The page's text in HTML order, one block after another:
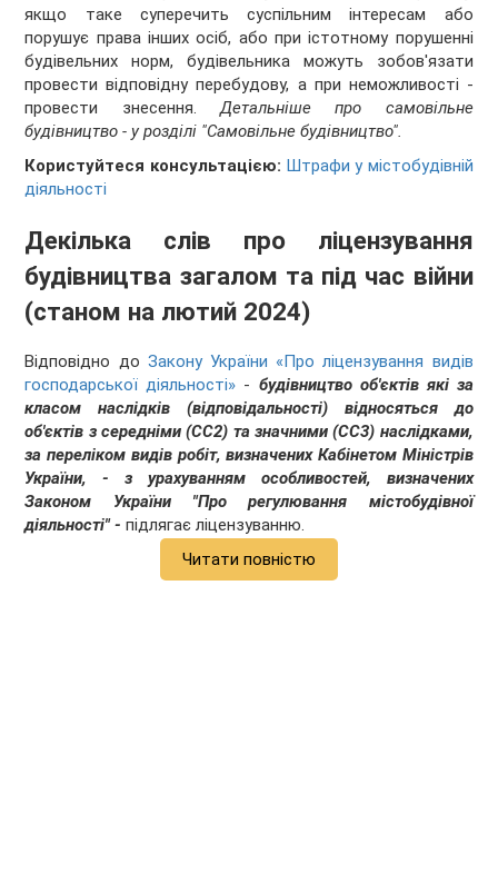
якщо таке суперечить суспільним інтересам або
порушує права інших осіб, або при істотному порушенні
будівельних норм, будівельника можуть зобов'язати
провести відповідну перебудову, а при неможливості -
провести знесення.Детальніше про самовільне
будівництво - у розділі "Самовільне будівництво".
Користуйтеся консультацією: Штрафи у містобудівній
діяльності
Декілька слів про ліцензування
будівництва загалом та під час війни
(станом на лютий 2024)
Відповідно до Закону України «Про ліцензування видів
господарської діяльності» - будівництво об'єктів які за
класом наслідків (відповідальності) відносяться до
об'єктів з середніми (СС2) та значними (СС3) наслідками,
за переліком видів робіт, визначених Кабінетом Міністрів
України, - з урахуванням особливостей, визначених
Законом України "Про регулювання містобудівної
діяльності" -підлягає ліцензуванню.
Читати повністю